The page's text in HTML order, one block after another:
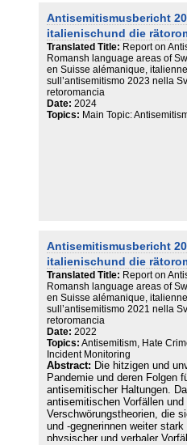
Antisemitismusbericht
italienischund die
Translated Title: Report on
Romansh language areas of
en Suisse alémanique,
sull’antisemitismo 2023 nella
retoromancia
Date: 2024
Topics: Main Topic:
Antisemitismusbericht
italienischund die
Translated Title: Report on
Romansh language areas of
en Suisse alémanique,
sull’antisemitismo 2021 nella
retoromancia
Date: 2022
Topics: Antisemitism, Hate
Incident Monitoring
Abstract: Die hitzigen und
Pandemie und deren Folgen
antisemitischer Haltungen.
antisemitischen Vorfällen
Verschwörungstheorien, die
und -gegnerinnen weiter
physischer und verbaler